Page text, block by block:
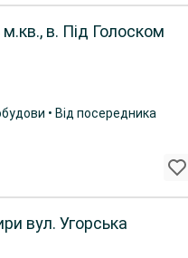
в. Під Голоском
• Від посередника
вул. Угорська